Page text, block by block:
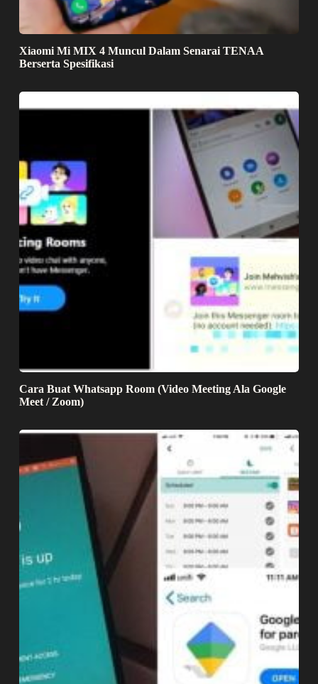
Xiaomi Mi MIX 4 Muncul Dalam Senarai TENAA
Berserta Spesifikasi
Cara Buat Whatsapp Room (Video Meeting Ala Google
Meet / Zoom)